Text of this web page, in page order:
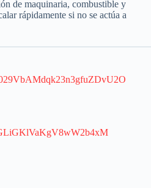
de maquinaria, combustible y
rápidamente si no se actúa a